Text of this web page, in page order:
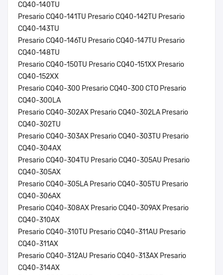
CQ40-140TU
Presario CQ40-141TU Presario CQ40-142TU Presario
CQ40-143TU
Presario CQ40-146TU Presario CQ40-147TU Presario
CQ40-148TU
Presario CQ40-150TU Presario CQ40-151XX Presario
CQ40-152XX
Presario CQ40-300 Presario CQ40-300 CTO Presario
CQ40-300LA
Presario CQ40-302AX Presario CQ40-302LA Presario
CQ40-302TU
Presario CQ40-303AX Presario CQ40-303TU Presario
CQ40-304AX
Presario CQ40-304TU Presario CQ40-305AU Presario
CQ40-305AX
Presario CQ40-305LA Presario CQ40-305TU Presario
CQ40-306AX
Presario CQ40-308AX Presario CQ40-309AX Presario
CQ40-310AX
Presario CQ40-310TU Presario CQ40-311AU Presario
CQ40-311AX
Presario CQ40-312AU Presario CQ40-313AX Presario
CQ40-314AX